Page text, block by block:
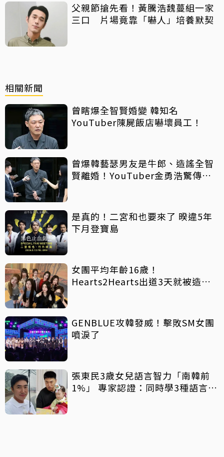
父親節搶先看！黃騰浩魏蔓組一家
三口 片場竟靠「嚇人」培養默契
相關新聞
曾瞎爆全智賢婚變 韓知名
YouTuber陳屍飯店嚇壞員工！
曾爆韓藝瑟男友是牛郎、造謠全智
賢離婚！YouTuber金勇浩驚傳輕
是真的！二宮和也要來了 暌違5年
下月登寶島
女團平均年齡16歲！
Hearts2Hearts出道3天就被造謠
GENBLUE攻韓發威！擊敗SM女團
噴淚了
張東民3歲女兒語言智力「南韓前
1%」 專家認證：同時學3種語言也